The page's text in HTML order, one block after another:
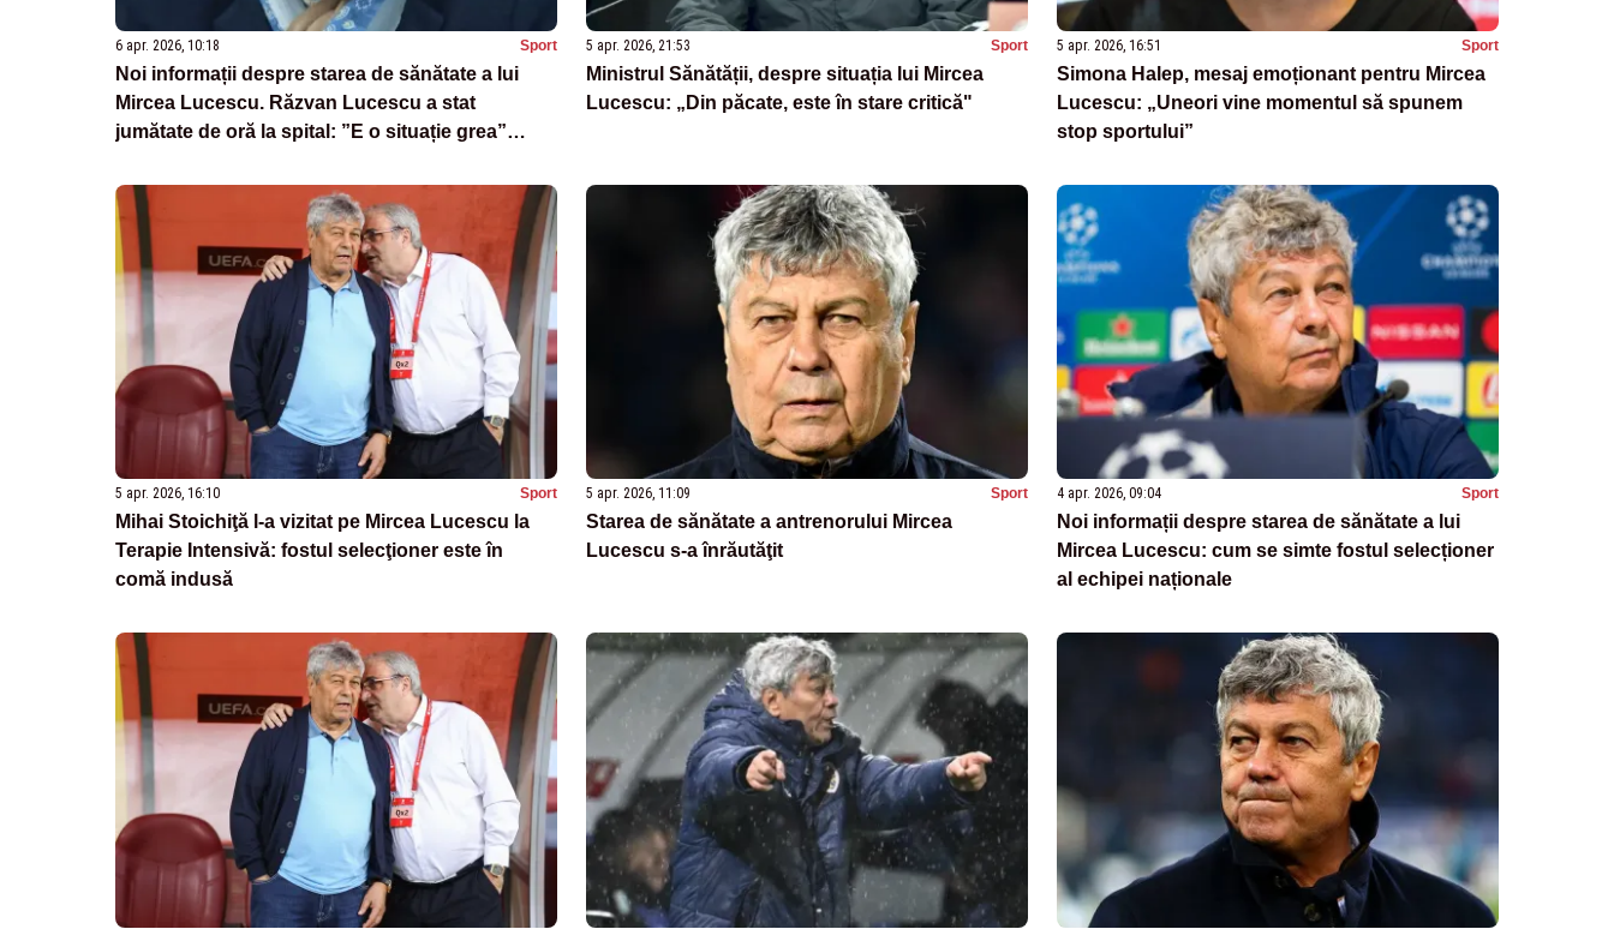
6 apr. 2026, 10:18 Sport
Noi informații despre starea de sănătate a lui
Mircea Lucescu. Răzvan Lucescu a stat
jumătate de oră la spital: ”E o situație grea”
5 apr. 2026, 21:53 Sport
Ministrul Sănătății, despre situația lui Mircea
Lucescu: „Din păcate, este în stare critică"
5 apr. 2026, 16:51 Sport
Simona Halep, mesaj emoționant pentru Mircea
Lucescu: „Uneori vine momentul să spunem
stop sportului”
5 apr. 2026, 16:10 Sport
Mihai Stoichiţă l-a vizitat pe Mircea Lucescu la
Terapie Intensivă: fostul selecţioner este în
comă indusă
5 apr. 2026, 11:09 Sport
Starea de sănătate a antrenorului Mircea
Lucescu s-a înrăutăţit
4 apr. 2026, 09:04 Sport
Noi informații despre starea de sănătate a lui
Mircea Lucescu: cum se simte fostul selecționer
al echipei naționale